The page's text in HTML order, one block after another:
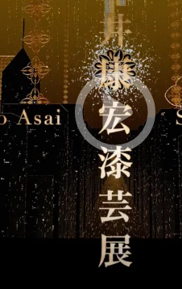
書籍
業 チャ
地域活性化